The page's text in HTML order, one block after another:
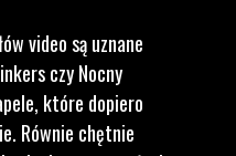
video są uznane
czy Nocny
które dopiero
Równie chętnie